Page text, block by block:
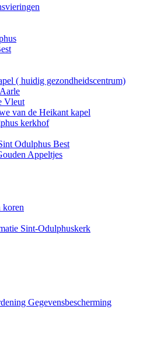
( huidig gezondheidscentrum)
Vleut
van de Heikant kapel
kerkhof
Odulphus Best
Appeltjes
koren
Sint-Odulphuskerk
Gegevensbescherming